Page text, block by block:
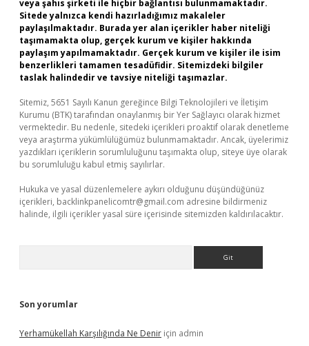
veya şahıs şirketi ile hiçbir bağlantısı bulunmamaktadır.
Sitede yalnızca kendi hazırladığımız makaleler
paylaşılmaktadır. Burada yer alan içerikler haber niteliği
taşımamakta olup, gerçek kurum ve kişiler hakkında
paylaşım yapılmamaktadır. Gerçek kurum ve kişiler ile isim
benzerlikleri tamamen tesadüfidir. Sitemizdeki bilgiler
taslak halindedir ve tavsiye niteliği taşımazlar.
Sitemiz, 5651 Sayılı Kanun gereğince Bilgi Teknolojileri ve İletişim
Kurumu (BTK) tarafından onaylanmış bir Yer Sağlayıcı olarak hizmet
vermektedir. Bu nedenle, sitedeki içerikleri proaktif olarak denetleme
veya araştırma yükümlülüğümüz bulunmamaktadır. Ancak, üyelerimiz
yazdıkları içeriklerin sorumluluğunu taşımakta olup, siteye üye olarak
bu sorumluluğu kabul etmiş sayılırlar.
Hukuka ve yasal düzenlemelere aykırı olduğunu düşündüğünüz
içerikleri, backlinkpanelicomtr@gmail.com adresine bildirmeniz
halinde, ilgili içerikler yasal süre içerisinde sitemizden kaldırılacaktır.
Son yorumlar
Yerhamükellah Karşılığında Ne Denir için admin